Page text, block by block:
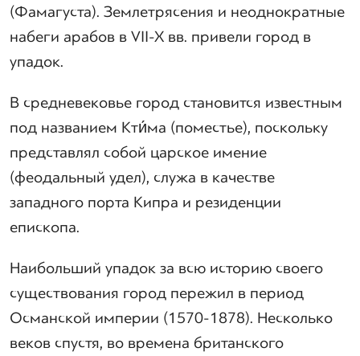
(Фамагуста). Землетрясения и неоднократные
набеги арабов в VII-X вв. привели город в
упадок.
В средневековье город становится известным
под названием Кти́ма (поместье), поскольку
представлял собой царское имение
(феодальный удел), служа в качестве
западного порта Кипра и резиденции
епископа.
Наибольший упадок за всю историю своего
существования город пережил в период
Османской империи (1570-1878). Несколько
веков спустя, во времена британского